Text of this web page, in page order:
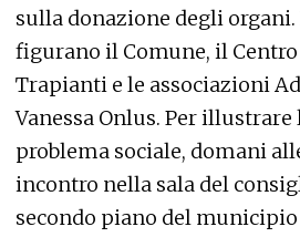
sulla donazione degli
figurano il Comune, il
Trapianti e le associazioni
Vanessa Onlus. Per
problema sociale, domani
incontro nella sala del
secondo piano del